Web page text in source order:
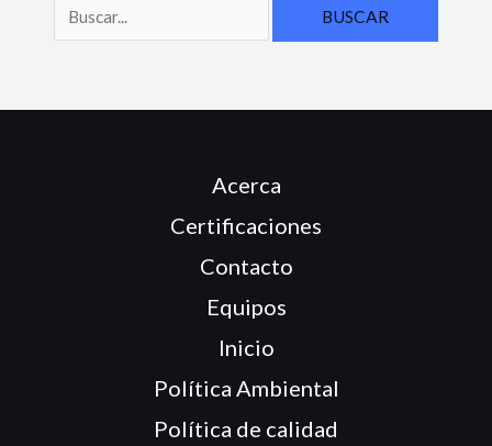
Acerca
Certificaciones
Contacto
Equipos
Inicio
Política Ambiental
Política de calidad